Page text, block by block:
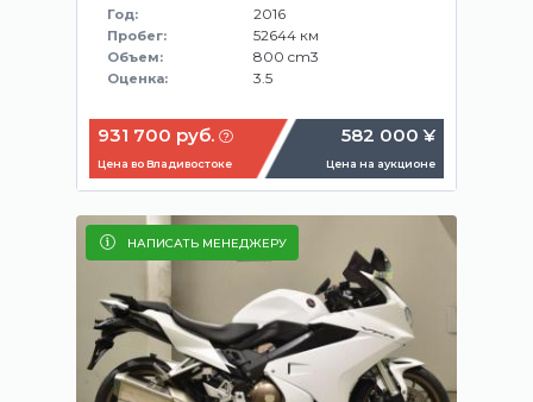
Год: 2016
Пробег: 52644 км
Объем: 800 cm3
Оценка: 3.5
931 700 руб.
Цена во Владивостоке
582 000 ¥
Цена на аукционе
НАПИСАТЬ МЕНЕДЖЕРУ